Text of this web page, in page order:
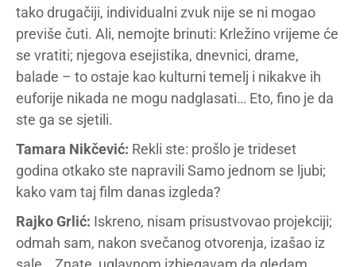
tako drugačiji, individualni zvuk nije se ni mogao
previše čuti. Ali, nemojte brinuti: Krležino vrijeme će
se vratiti; njegova esejistika, dnevnici, drame,
balade – to ostaje kao kulturni temelj i nikakve ih
euforije nikada ne mogu nadglasati… Eto, fino je da
ste ga se sjetili.
Tamara Nikčević: Rekli ste: prošlo je trideset
godina otkako ste napravili Samo jednom se ljubi;
kako vam taj film danas izgleda?
Rajko Grlić: Iskreno, nisam prisustvovao projekciji;
odmah sam, nakon svečanog otvorenja, izašao iz